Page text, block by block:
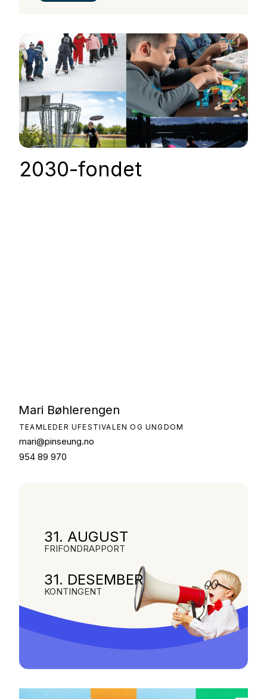
2030-fondet
Mari Bøhlerengen
TEAMLEDER UFESTIVALEN OG UNGDOM
mari@pinseung.no
954 89 970
31. AUGUST
FRIFONDRAPPORT
31. DESEMBER
KONTINGENT